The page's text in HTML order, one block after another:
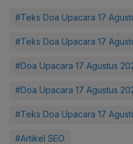
#Teks Doa Upacara 17
#Teks Doa Upacara 17
#Doa Upacara 17 Agustus
#Doa Upacara 17 Agustus
#Teks Doa Upacara 17
#Artikel SEO